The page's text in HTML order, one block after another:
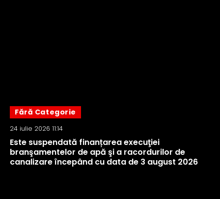
Fără Categorie
24 iulie 2026 11:14
Este suspendată finanțarea execuţiei
branşamentelor de apă şi a racordurilor de
canalizare începând cu data de 3 august 2026